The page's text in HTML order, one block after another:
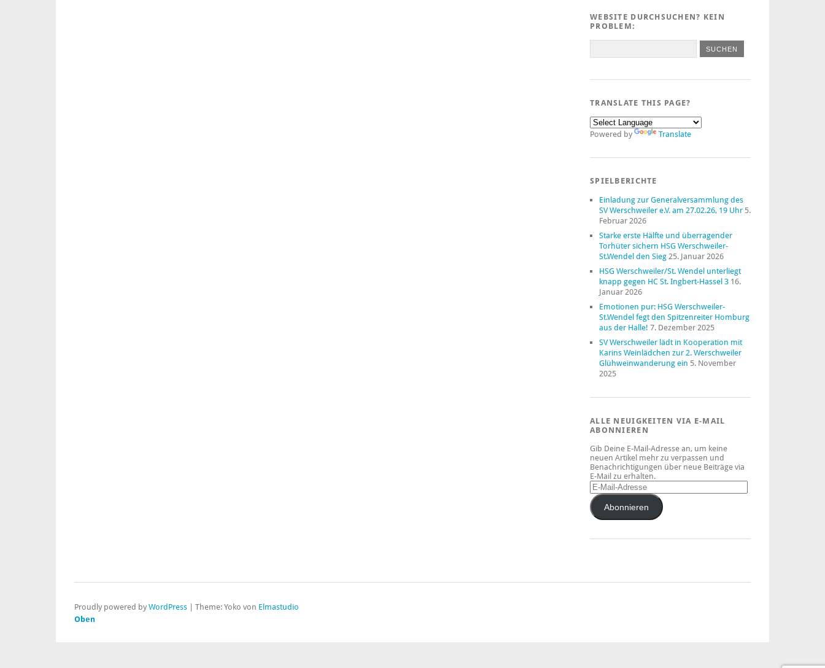
WEBSITE DURCHSUCHEN? KEIN
PROBLEM:
TRANSLATE THIS PAGE?
Powered by Translate
SPIELBERICHTE
Einladung zur Generalversammlung des
SV Werschweiler e.V. am 27.02.26, 19 Uhr 5.
Februar 2026
Starke erste Hälfte und überragender
Torhüter sichern HSG Werschweiler-
St.Wendel den Sieg 25. Januar 2026
HSG Werschweiler/St. Wendel unterliegt
knapp gegen HC St. Ingbert-Hassel 3 16.
Januar 2026
Emotionen pur: HSG Werschweiler-
St.Wendel fegt den Spitzenreiter Homburg
aus der Halle! 7. Dezember 2025
SV Werschweiler lädt in Kooperation mit
Karins Weinlädchen zur 2. Werschweiler
Glühweinwanderung ein 5. November
2025
ALLE NEUIGKEITEN VIA E-MAIL
ABONNIEREN
Gib Deine E-Mail-Adresse an, um keine
neuen Artikel mehr zu verpassen und
Benachrichtigungen über neue Beiträge via
E-Mail zu erhalten.
Abonnieren
Proudly powered by WordPress Theme: Yoko von Elmastudio
Oben